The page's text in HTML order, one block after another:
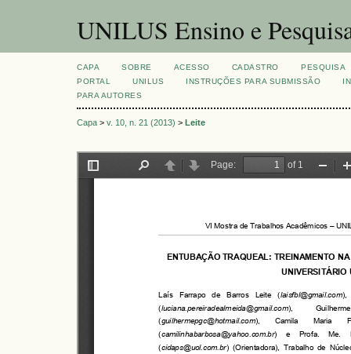
UNILUS Ensino e
CAPA SOBRE ACESSO CADASTRO
PESQUISA
PORTAL
UNILUS INSTRUÇÕES PARA SUBMISSÃO
PARA AUTORES
Capa > v. 10, n. 21 (2013) > Leite